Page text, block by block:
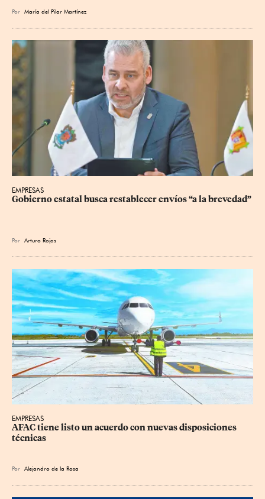
Por María del Pilar Martínez
EMPRESAS
Gobierno estatal busca restablecer envíos “a la brevedad”
Por Arturo Rojas
EMPRESAS
AFAC tiene listo un acuerdo con nuevas disposiciones
técnicas
Por Alejandro de la Rosa